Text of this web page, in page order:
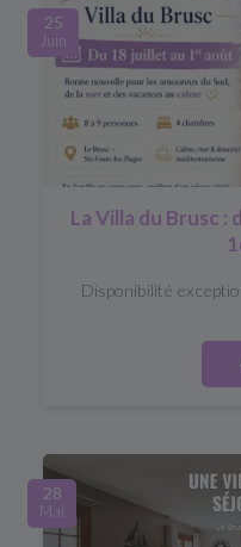
25
Juin
La Villa du Brusc
Disponibilité
28
Mai